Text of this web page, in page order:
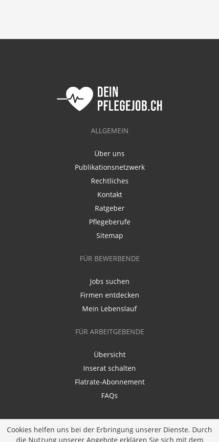
ALLGEMEIN
Über uns
Publikationsnetzwerk
Rechtliches
Kontakt
Ratgeber
Pflegeberufe
Sitemap
FÜR BEWERBENDE
Jobs suchen
Firmen entdecken
Mein Lebenslauf
FÜR ARBEITGEBENDE
Übersicht
Inserat schalten
Flatrate-Abonnement
FAQs
Cookies helfen uns bei der Erbringung unserer Dienste. Durch
die Nutzung unserer Angebote erklären Sie sich mit dem